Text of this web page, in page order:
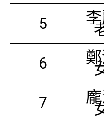
5
6
7